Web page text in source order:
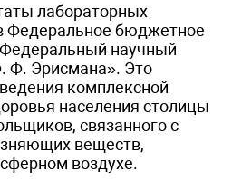
лабораторных
Федеральное бюджетное
научный
Ф. Эрисмана». Это
комплексной
населения столицы
связанного с
веществ,
воздухе.